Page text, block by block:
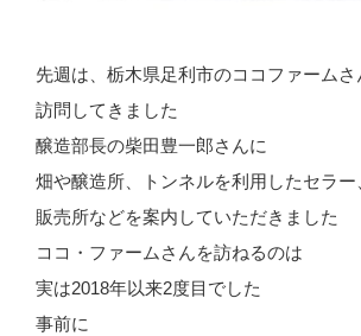
先週は、栃木県足利市のココファームさ
訪問してきました
醸造部長の柴田豊一郎さんに
畑や醸造所、トンネルを利用したセラー
販売所などを案内していただきました
ココ・ファームさんを訪ねるのは
実は2018年以来2度目でした
事前に